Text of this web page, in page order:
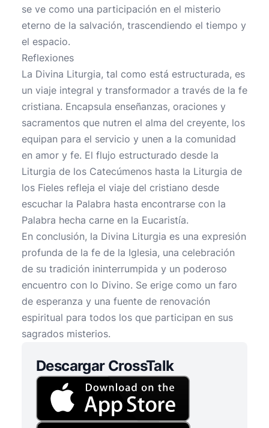
se ve como una participación en el misterio
eterno de la salvación, trascendiendo el tiempo y
el espacio.
Reflexiones
La Divina Liturgia, tal como está estructurada, es
un viaje integral y transformador a través de la fe
cristiana. Encapsula enseñanzas, oraciones y
sacramentos que nutren el alma del creyente, los
equipan para el servicio y unen a la comunidad
en amor y fe. El flujo estructurado desde la
Liturgia de los Catecúmenos hasta la Liturgia de
los Fieles refleja el viaje del cristiano desde
escuchar la Palabra hasta encontrarse con la
Palabra hecha carne en la Eucaristía.
En conclusión, la Divina Liturgia es una expresión
profunda de la fe de la Iglesia, una celebración
de su tradición ininterrumpida y un poderoso
encuentro con lo Divino. Se erige como un faro
de esperanza y una fuente de renovación
espiritual para todos los que participan en sus
sagrados misterios.
Descargar CrossTalk